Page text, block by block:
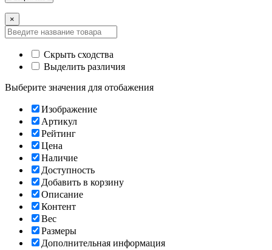
×
Скрыть сходства
Выделить различия
Выберите значения для отобажения
Изображение
Артикул
Рейтинг
Цена
Наличие
Доступность
Добавить в корзину
Описание
Контент
Вес
Размеры
Дополнительная информация